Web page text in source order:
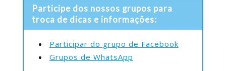
Participe dos nossos grupos para
troca de dicas e informações:
Participar do grupo de Facebook
Grupos de WhatsApp